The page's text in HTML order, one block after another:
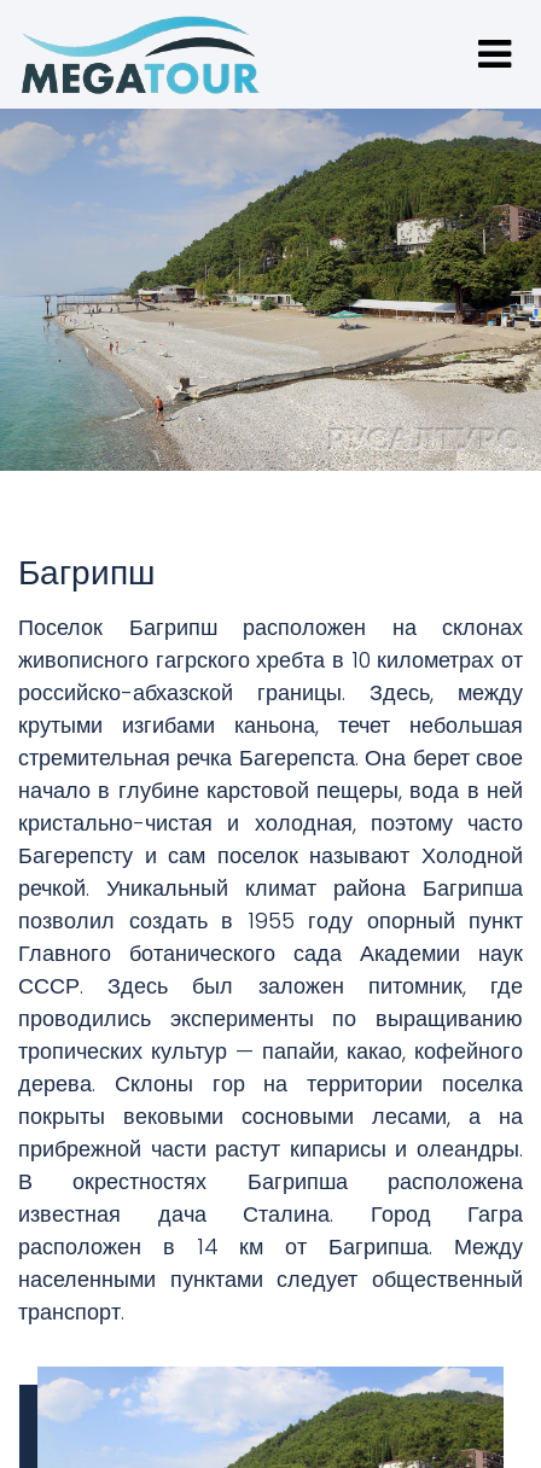
Багрипш
Поселок Багрипш расположен на склонах
живописного гагрского хребта в 10 километрах от
российско-абхазской границы. Здесь, между
крутыми изгибами каньона, течет небольшая
стремительная речка Багерепста. Она берет свое
начало в глубине карстовой пещеры, вода в ней
кристально-чистая и холодная, поэтому часто
Багерепсту и сам поселок называют Холодной
речкой. Уникальный климат района Багрипша
позволил создать в 1955 году опорный пункт
Главного ботанического сада Академии наук
СССР. Здесь был заложен питомник, где
проводились эксперименты по выращиванию
тропических культур — папайи, какао, кофейного
дерева. Склоны гор на территории поселка
покрыты вековыми сосновыми лесами, а на
прибрежной части растут кипарисы и олеандры.
В окрестностях Багрипша расположена
известная дача Сталина. Город Гагра
расположен в 14 км от Багрипша. Между
населенными пунктами следует общественный
транспорт.